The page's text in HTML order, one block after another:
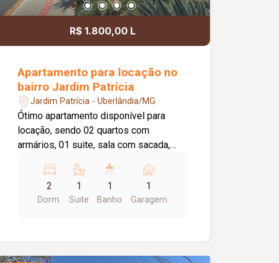
deseja um imóvel pronto para morar.
R$ 1.800,00 L
Apartamento para locação no
bairro Jardim Patrícia
Jardim Patrícia - Uberlândia/MG
Ótimo apartamento disponível para
locação, sendo 02 quartos com
armários, 01 suite, sala com sacada,
com box e armário, área de serviço com
armário, elevador privativo, 01 vaga de
estacionamento, portaria 24 horas,
2
Dorm.
1
Suite
1
Banho
1
Garagem